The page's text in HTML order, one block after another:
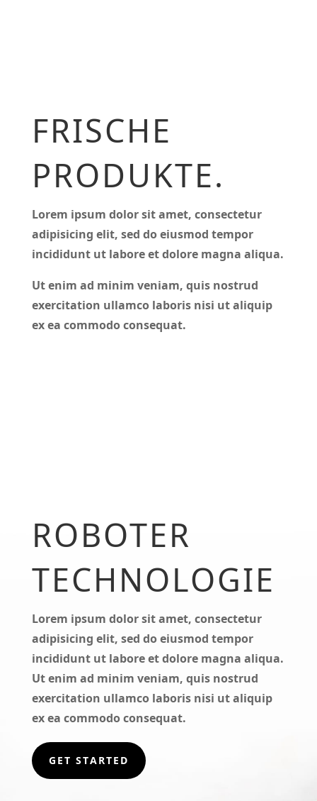
FRISCHE
PRODUKTE.
Lorem ipsum dolor sit amet, consectetur
adipisicing elit, sed do eiusmod tempor
incididunt ut labore et dolore magna aliqua.
Ut enim ad minim veniam, quis nostrud
exercitation ullamco laboris nisi ut aliquip
ex ea commodo consequat.
ROBOTER
TECHNOLOGIE
Lorem ipsum dolor sit amet, consectetur
adipisicing elit, sed do eiusmod tempor
incididunt ut labore et dolore magna aliqua.
Ut enim ad minim veniam, quis nostrud
exercitation ullamco laboris nisi ut aliquip
ex ea commodo consequat.
GET STARTED